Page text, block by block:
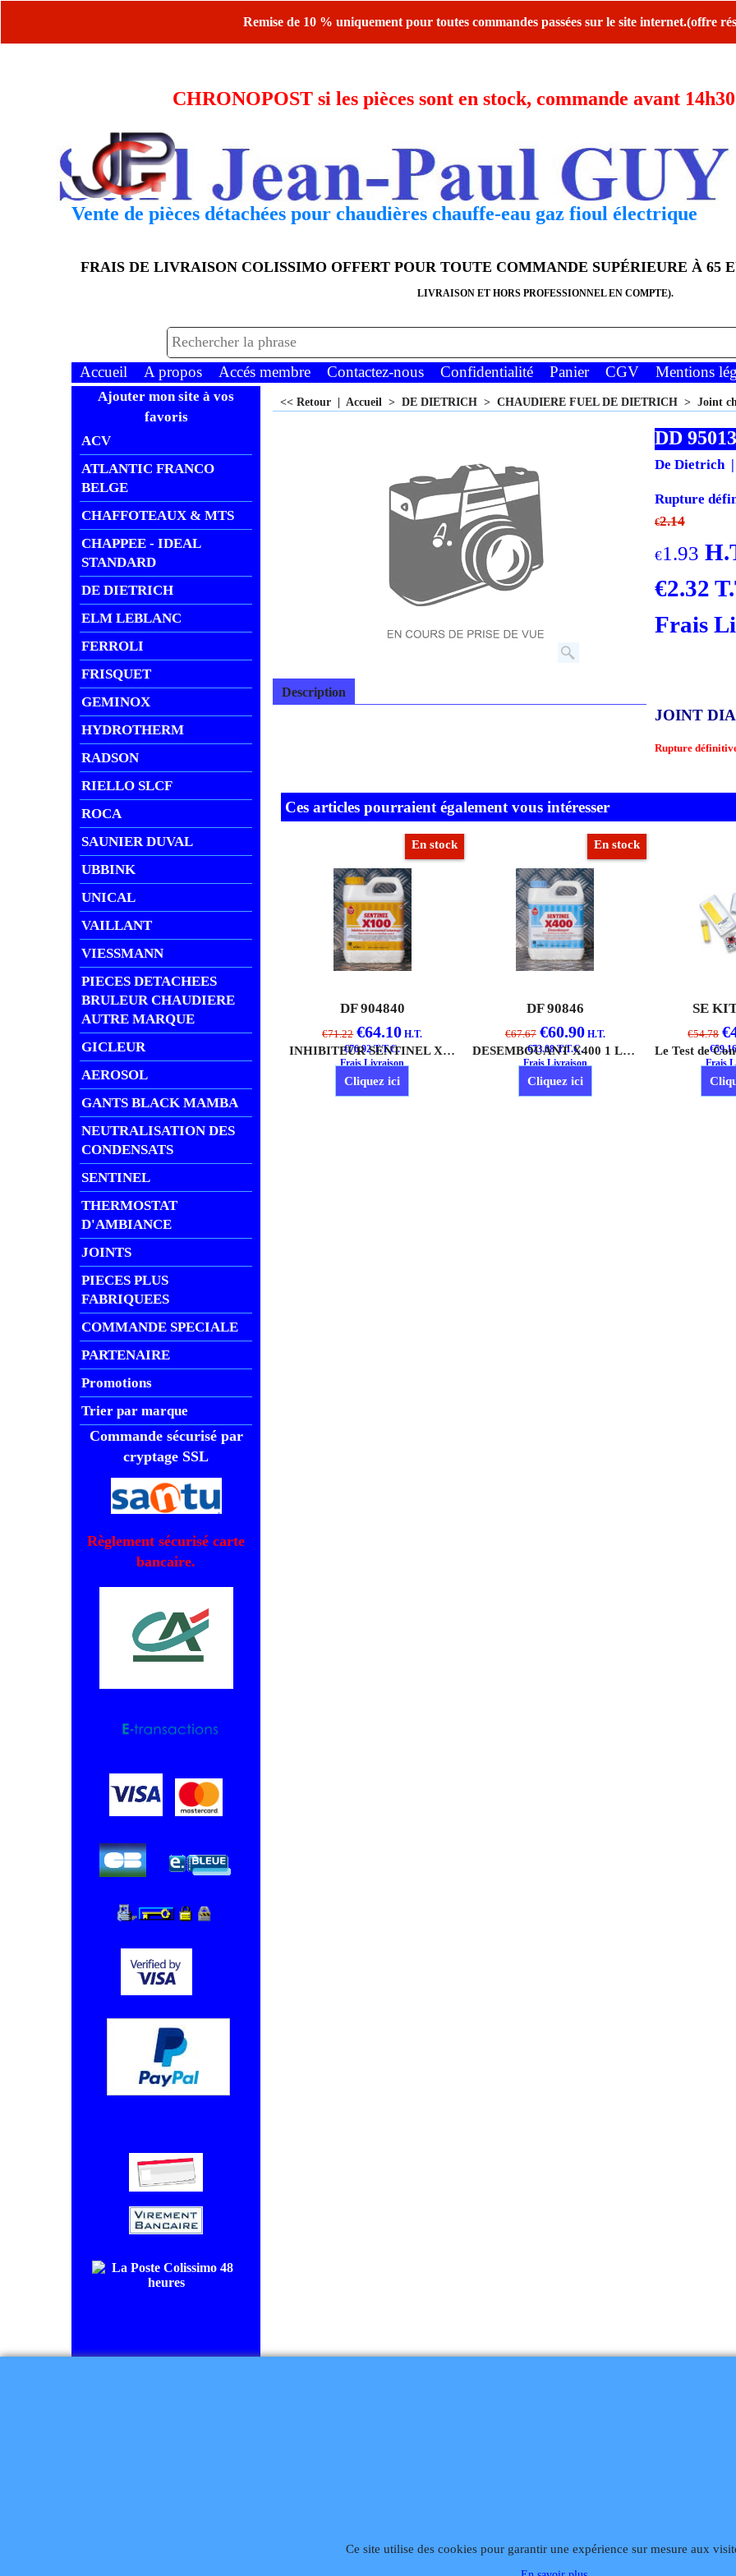
Remise de 10 % uniquement pour toutes commandes passées sur le site internet.(offre
CHRONOPOST si les pièces sont en stock, commande avant
Vente de pièces détachées pour chaudières chauffe-eau gaz fioul électrique
FRAIS DE LIVRAISON COLISSIMO OFFERT POUR TOUTE COMMANDE SUPÉRIEURE À 65
LIVRAISON ET HORS PROFESSIONNEL EN COMPTE).
Accueil A propos Accés membre Contactez-nous Confidentialité Panier CGV Mentions
Ajouter mon site à vos
favoris
ACV
ATLANTIC FRANCO
BELGE
CHAFFOTEAUX & MTS
CHAPPEE - IDEAL
STANDARD
DE DIETRICH
ELM LEBLANC
FERROLI
FRISQUET
GEMINOX
HYDROTHERM
RADSON
RIELLO SLCF
ROCA
SAUNIER DUVAL
UBBINK
UNICAL
VAILLANT
VIESSMANN
PIECES DETACHEES
BRULEUR CHAUDIERE
AUTRE MARQUE
GICLEUR
AEROSOL
GANTS BLACK MAMBA
NEUTRALISATION DES
CONDENSATS
SENTINEL
THERMOSTAT
D'AMBIANCE
JOINTS
PIECES PLUS
FABRIQUEES
COMMANDE SPECIALE
PARTENAIRE
Promotions
Trier par marque
Commande sécurisé par
cryptage SSL
Règlement sécurisé carte
bancaire.
<< Retour Accueil > DE DIETRICH > CHAUDIERE FUEL DE DIETRICH > Joint
DD
De Dietrich
Rupture
€2.14
€1.93
€2.32
Frais
Description
JOINT
Rupture
Ces articles pourraient également vous intéresser
En stock
DF 904840
€71.22 €64.10 H.T.
€76.92 T.T.C.
Frais Livraison
INHIBITEUR SENTINEL X100 1 LITRE
Cliquez ici
En stock
DF 90846
€67.67 €60.90 H.T.
€73.08 T.T.C.
Frais Livraison
DESEMBOUANT X400 1 LITRE
Cliquez ici
SE
€54.78 €
€
Frais
Site hébergé par Infomaniak
Ce site utilise des cookies pour garantir une expérience sur mesure aux